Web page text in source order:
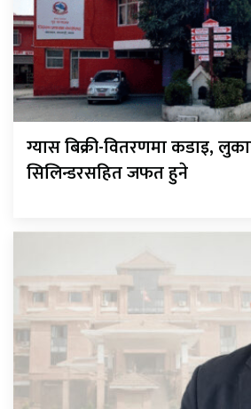
ग्यास बिक्री-वितरणमा कडाइ,
सिलिन्डरसहित जफत हुने